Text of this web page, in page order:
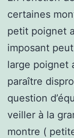
certaines
petit poignet
imposant
large poignet
paraître
question
veiller à la
montre (